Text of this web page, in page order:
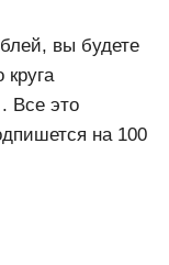
вы будете
круга
Все это
на 100